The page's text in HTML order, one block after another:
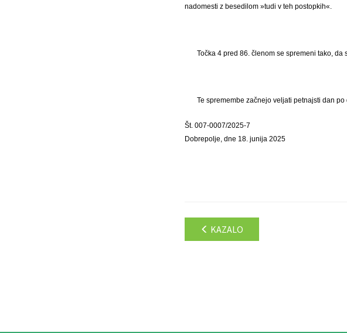
nadomesti z besedilom »tudi v teh postopkih«.
Točka 4 pred 86. členom se spremeni tako,
Te spremembe začnejo veljati petnajsti dan
Št. 007-0007/2025-7
Dobrepolje, dne 18. junija 2025
KAZALO